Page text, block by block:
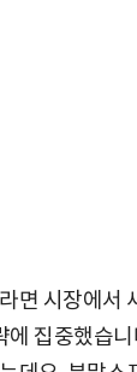
면 시장에서
집중했습